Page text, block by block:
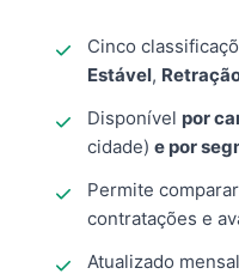
Cinco
Estável,
Disponível por
cidade) e por
Permite
contratações e
Atualizado